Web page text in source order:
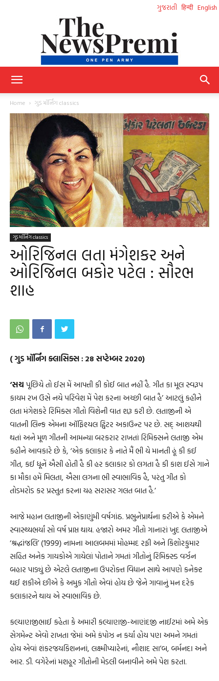
ગુજરાતી हिन्दी English
Gujarati
Home ગુડ મૉર્નિંગ classics
ગુડ મૉર્નિંગ classics
ઓરિજિનલ લતા મંગેશકર અને
ઓરિજિનલ બકોર પટેલ : સૌરભ
શાહ
( ગુડ મૉર્નિંગ ક્લાસિક્સ : 28 સપ્ટેમ્બર 2020)
‘સચ પૂછિયે તો ઈસ મેં આપત્તી કી કોઈ બાત નહીં હૈ. ગીત કા મૂલ સ્વરૂપ
કાયમ રખ ઉસે નયે પરિવેશ મેં પેશ કરના અચ્છી બાત હૈ’ આટલું કહીને
લતા મંગેશકરે રિમિક્સ ગીતો વિશેની વાત શરૂ કરી છે. લતાજીની એ
વાતની લિન્ક એમના ઑફિશ્યલ ટ્વિટર અકાઉન્ટ પર છે. સદ્ આશયથી
થતાં અને મૂળ ગીતની આમન્યા બરકરાર રાખતાં રિમિક્સને લતાજી એમ
કહીને આવકારે છે કે, ‘એક કલાકાર કે નાતે મૈં ભી યે માનતી હૂં કી કઈ
ગીત, કઈ ધૂનેં ઐસી હોતી હૈ કી હર કલાકાર કો લગતા હૈ કી કાશ ઈસે ગાને
કા મૌકા હમેં મિલતા, ઐસા લગના ભી સ્વાભાવિક હૈ, પરંતુ ગીત કો
તોડમરોડ કર પ્રસ્તુત કરના યહ સરાસર ગલત બાત હૈ.’
આજે મહાન લતાજીની એકાણુંમી વર્ષગાંઠ. પ્રભુનેપ્રાર્થના કરીએ કે એમને
સ્વાસ્થ્યભર્યાં સો વર્ષ પ્રાપ્ત થાય. હજારો અમર ગીતો ગાનારાં ખુદ લતાજીએ
‘શ્રદ્ધાંજલિ’ (1999) નામના આલબમમાં મોહમ્મદ રફી અને કિશોરકુમાર
સહિત અનેક ગાયકોએ ગાયેલાં પોતાને ગમતાં ગીતોનું રિમિક્સ્ડ વર્ઝન
બહાર પાડ્યું છે એટલે લતાજીના ઉપરોક્ત વિધાન સાથે આપણે કનેક્ટ
થઈ શકીએ છીએ કે અમુક ગીતો એવાં હોય છે જેને ગાવાનું મન દરેક
કલાકારને થાય એ સ્વાભાવિક છે.
કલ્યાણજીભાઈ કહેતા કે અમારી કલ્યાણજી-આણંદજી નાઈટમાં અમે એક
સેગમેન્ટ એવો રાખતા જેમાં અમે કંપોઝ ન કર્યાં હોય પણ અમને ગમતાં
હોય એવાં શંકરજયકિશનનાં, લક્ષ્મીપ્યારેનાં, નૌશાદ સા’બ, બર્મનદા અને
આર. ડી. વગેરેનાં મશહૂર ગીતોની મેડલી બનાવીને અમે પેશ કરતા.